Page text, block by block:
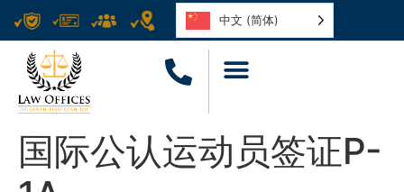
中文 (简体)
国际公认运动员签证P-